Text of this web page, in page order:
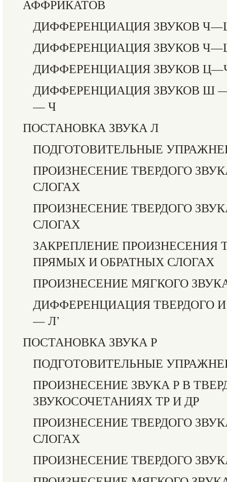
АФФРИКАТОВ
ДИФФЕРЕНЦИАЦИЯ ЗВУКОВ
ДИФФЕРЕНЦИАЦИЯ ЗВУКОВ
ДИФФЕРЕНЦИАЦИЯ ЗВУКОВ
ДИФФЕРЕНЦИАЦИЯ ЗВУКОВ
— Ч
ПОСТАНОВКА ЗВУКА Л
ПОДГОТОВИТЕЛЬНЫЕ
ПРОИЗНЕСЕНИЕ ТВЕРДОГО
СЛОГАХ
ПРОИЗНЕСЕНИЕ ТВЕРДОГО
СЛОГАХ
ЗАКРЕПЛЕНИЕ ПРОИЗНЕСЕНИЯ
ПРЯМЫХ И ОБРАТНЫХ СЛОГАХ
ПРОИЗНЕСЕНИЕ МЯГКОГО
ДИФФЕРЕНЦИАЦИЯ ТВЕРДОГО
— Л’
ПОСТАНОВКА ЗВУКА Р
ПОДГОТОВИТЕЛЬНЫЕ
ПРОИЗНЕСЕНИЕ ЗВУКА Р В
ЗВУКОСОЧЕТАНИЯХ ТР И ДР
ПРОИЗНЕСЕНИЕ ТВЕРДОГО
СЛОГАХ
ПРОИЗНЕСЕНИЕ ТВЕРДОГО